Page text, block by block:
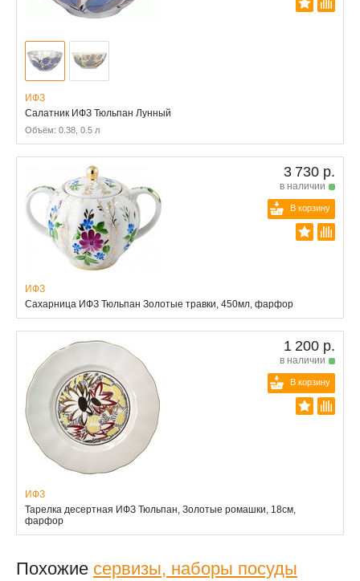
ИФЗ
Салатник ИФЗ Тюльпан Лунный
Объём: 0.38, 0.5 л
3 730 р.
в наличии
В корзину
ИФЗ
Сахарница ИФЗ Тюльпан Золотые травки, 450мл, фарфор
1 200 р.
в наличии
В корзину
ИФЗ
Тарелка десертная ИФЗ Тюльпан, Золотые ромашки, 18см,
фарфор
Похожие сервизы, наборы посуды